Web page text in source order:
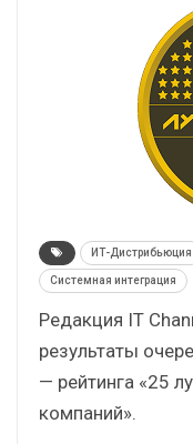
ИТ-Дистрибьюция
Системная интеграция
Редакция IT
результаты
— рейтинга «25
компаний».